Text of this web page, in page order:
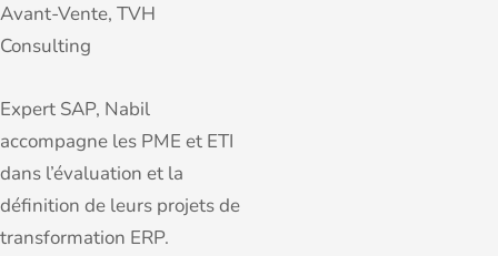
Avant-Vente, TVH
Consulting
Expert SAP, Nabil
accompagne les PME et ETI
dans l’évaluation et la
définition de leurs projets de
transformation ERP.